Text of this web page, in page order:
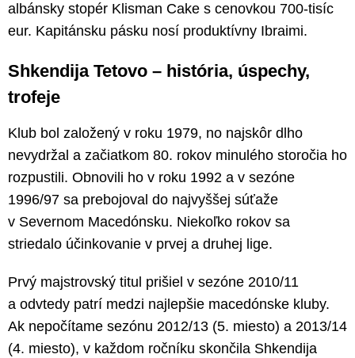
albánsky stopér Klisman Cake s cenovkou 700-tisíc
eur. Kapitánsku pásku nosí produktívny Ibraimi.
Shkendija Tetovo – história, úspechy,
trofeje
Klub bol založený v roku 1979, no najskôr dlho
nevydržal a začiatkom 80. rokov minulého storočia ho
rozpustili. Obnovili ho v roku 1992 a v sezóne
1996/97 sa prebojoval do najvyššej súťaže
v Severnom Macedónsku. Niekoľko rokov sa
striedalo účinkovanie v prvej a druhej lige.
Prvý majstrovský titul prišiel v sezóne 2010/11
a odvtedy patrí medzi najlepšie macedónske kluby.
Ak nepočítame sezónu 2012/13 (5. miesto) a 2013/14
(4. miesto), v každom ročníku skončila Shkendija